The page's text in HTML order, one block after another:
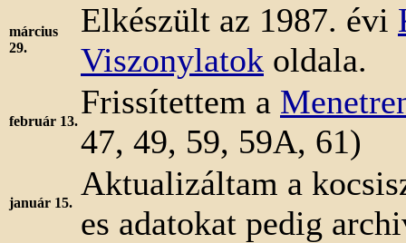
március
29.
Elkészült az 1987. évi
Viszonylatok oldala.
február 13.
Frissítettem a
47, 49, 59, 59A, 61)
január 15.
Aktualizáltam a
es adatokat pedig